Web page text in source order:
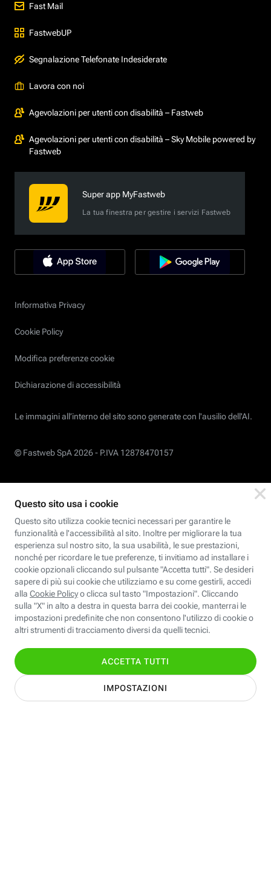
Fast Mail
FastwebUP
Segnalazione Telefonate Indesiderate
Lavora con noi
Agevolazioni per utenti con disabilità – Fastweb
Agevolazioni per utenti con disabilità – Sky Mobile powered by
Fastweb
Super app MyFastweb
La tua finestra per gestire i servizi Fastweb
Informativa Privacy
Cookie Policy
Modifica preferenze cookie
Dichiarazione di accessibilità
Le immagini all’interno del sito sono generate con l'ausilio dell'AI.
© Fastweb SpA 2026 - P.IVA 12878470157